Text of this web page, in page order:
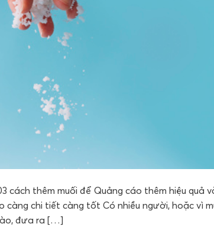
cách thêm muối để Quảng cáo thêm hiệu quả
càng chi tiết càng tốt Có nhiều người, hoặc vì
đưa ra […]